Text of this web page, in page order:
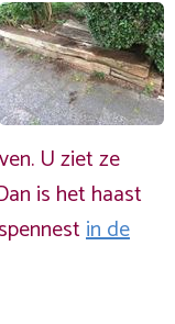
U ziet ze
is het haast
in de